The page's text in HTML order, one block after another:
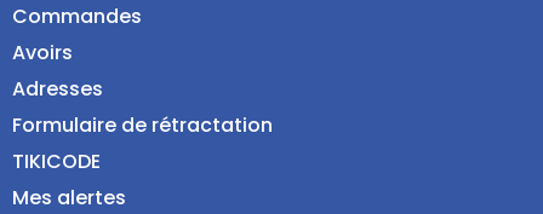
Commandes
Avoirs
Adresses
Formulaire de rétractation
TIKICODE
Mes alertes